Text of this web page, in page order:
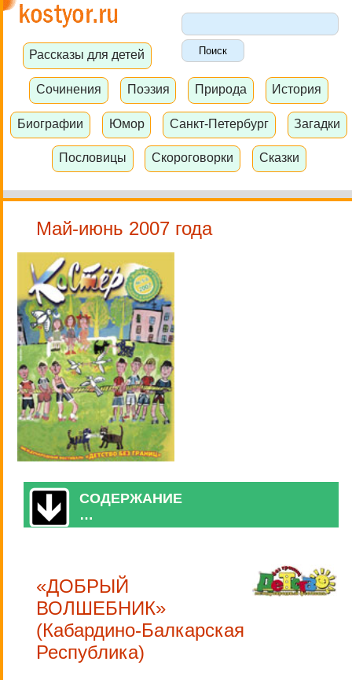
Рассказы для детей
Сочинения Поэзия Природа История
Биографии Юмор Санкт-Петербург Загадки
Пословицы Скороговорки Сказки
Май-июнь 2007 года
СОДЕРЖАНИЕ
…
«ДОБРЫЙ
ВОЛШЕБНИК»
(Кабардино-Балкарская
Республика)